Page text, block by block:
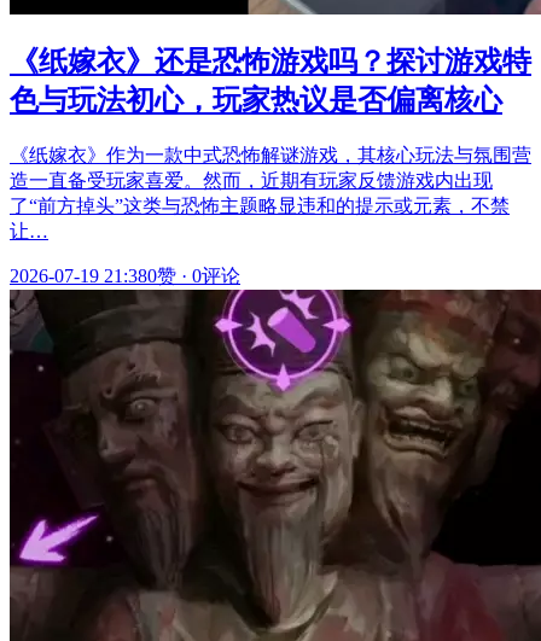
《纸嫁衣》还是恐怖游戏吗？探讨游戏特
色与玩法初心，玩家热议是否偏离核心
《纸嫁衣》作为一款中式恐怖解谜游戏，其核心玩法与氛围营
造一直备受玩家喜爱。然而，近期有玩家反馈游戏内出现
了“前方掉头”这类与恐怖主题略显违和的提示或元素，不禁
让…
2026-07-19 21:380赞 · 0评论